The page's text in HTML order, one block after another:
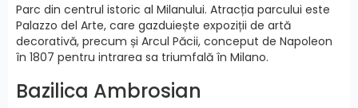
Parc din centrul istoric al Milanului. Atracția parcului este
Palazzo del Arte, care gazduiește expoziții de artă
decorativă, precum și Arcul Păcii, conceput de Napoleon
în 1807 pentru intrarea sa triumfală în Milano.
Bazilica Ambrosian